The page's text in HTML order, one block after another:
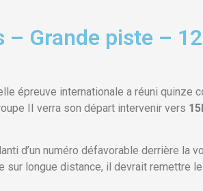
Grande piste –
épreuve internationale a réuni quinze
II verra son départ intervenir vers
d’un numéro défavorable derrière la
sur longue distance, il devrait remettre